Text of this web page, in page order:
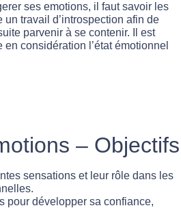
ses emotions, il faut savoir les
un travail d’introspection afin de
parvenir à se contenir. Il est
considération l’état émotionnel
– Objectifs
sensations et leur rôle dans les
pour développer sa confiance,